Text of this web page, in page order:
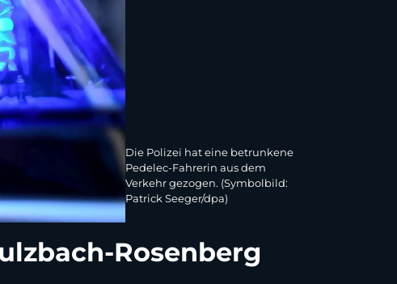
Die Polizei hat eine betrunkene
Pedelec-Fahrerin aus dem
Verkehr gezogen. (Symbolbild:
Patrick Seeger/dpa)
Rosenberg